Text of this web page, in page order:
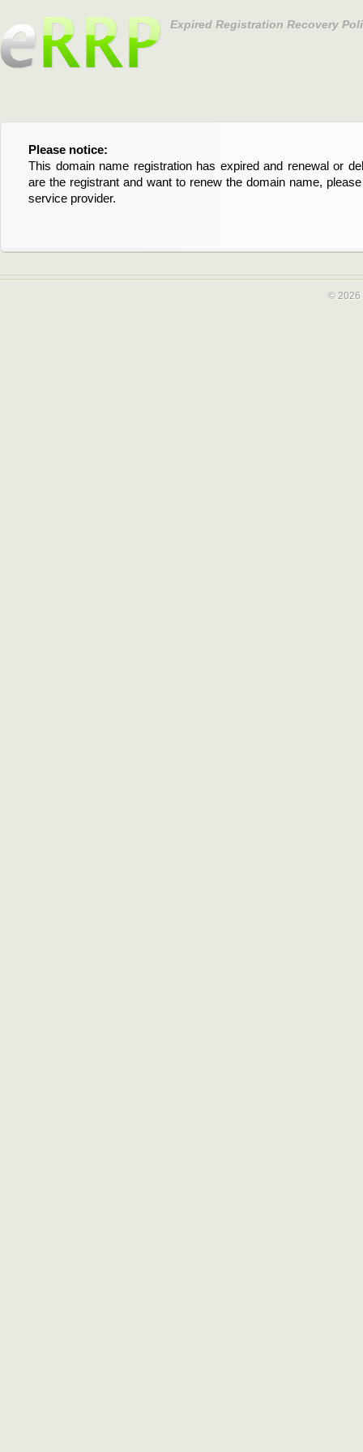
Expired Registration Recovery
Please notice:
This domain name registration has expired and renewal or
are the registrant and want to renew the domain name,
service provider.
Bitte beachten Sie:
Diese Domainregistrierung ist abgelaufen und die
Domain stehen an. Wenn Sie der Registrant sind und
verlängern möchten, kontaktieren Sie bitte Ihren Service-
© 2026